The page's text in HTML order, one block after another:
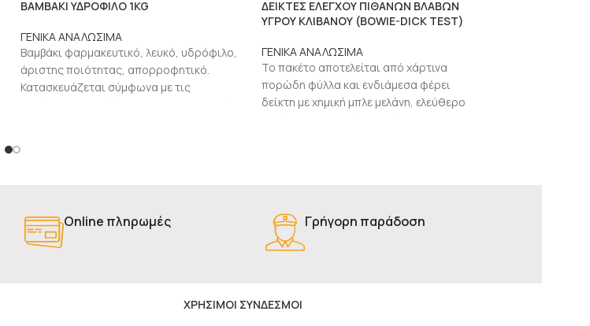
ΒΑΜΒΑΚΙ ΥΔΡΟΦΙΛΟ 1KG
ΓΕΝΙΚΑ ΑΝΑΛΩΣΙΜΑ
Βαμβάκι φαρμακευτικό, λευκό, υδρόφιλο,
άριστης ποιότητας, απορροφητικό.
Κατασκευάζεται σύμφωνα με τις
ΔΕΙΚΤΕΣ ΕΛΕΓΧΟΥ ΠΙΘΑΝΩΝ ΒΛΑΒΩΝ
ΥΓΡΟΥ ΚΛΙΒΑΝΟΥ (BOWIE-DICK TEST)
ΓΕΝΙΚΑ ΑΝΑΛΩΣΙΜΑ
Το πακέτο αποτελείται από χάρτινα
πορώδη φύλλα και ενδιάμεσα φέρει
δείκτη με χημική μπλε μελάνη, ελεύθερο
Online πληρωμές Γρήγορη παράδοση
ΧΡΗΣΙΜΟΙ ΣΥΝΔΕΣΜΟΙ